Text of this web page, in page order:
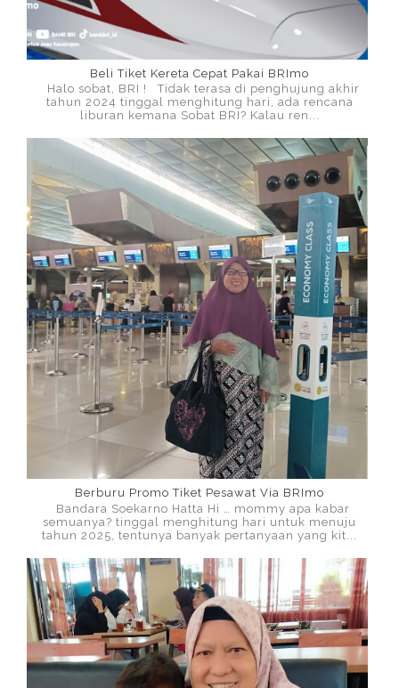
Beli Tiket Kereta Cepat Pakai BRImo
Halo sobat, BRI ! Tidak terasa di penghujung akhir
tahun 2024 tinggal menghitung hari, ada rencana
liburan kemana Sobat BRI? Kalau ren...
Berburu Promo Tiket Pesawat Via BRImo
Bandara Soekarno Hatta Hi … mommy apa kabar
semuanya? tinggal menghitung hari untuk menuju
tahun 2025, tentunya banyak pertanyaan yang kit...